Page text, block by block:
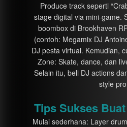
Produce track seperti
stage digital via mini-game.
boombox di Brookhaven
(contoh: Megamix DJ
DJ pesta virtual. Kemudian,
Zone: Skate, dance, dan
Selain itu, beli DJ actions
style
Tips Sukses
Mulai sederhana: Layer